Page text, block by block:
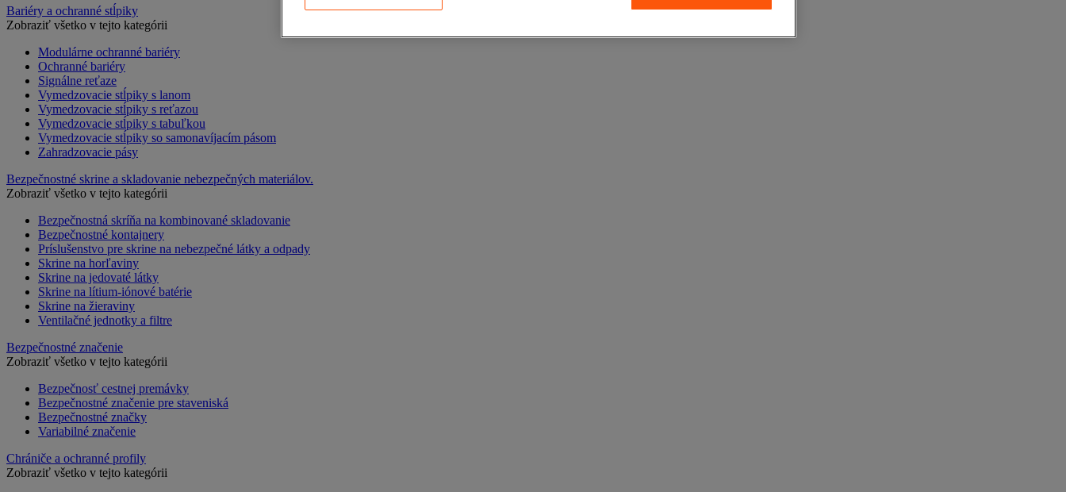
Bariéry a ochranné stĺpiky
Zobraziť všetko v tejto kategórii
Modulárne ochranné bariéry
Ochranné bariéry
Signálne reťaze
Vymedzovacie stĺpiky s lanom
Vymedzovacie stĺpiky s reťazou
Vymedzovacie stĺpiky s tabuľkou
Vymedzovacie stĺpiky so samonavíjacím pásom
Zahradzovacie pásy
Bezpečnostné skrine a skladovanie nebezpečných materiálov.
Zobraziť všetko v tejto kategórii
Bezpečnostná skríňa na kombinované skladovanie
Bezpečnostné kontajnery
Príslušenstvo pre skrine na nebezpečné látky a odpady
Skrine na horľaviny
Skrine na jedovaté látky
Skrine na lítium-iónové batérie
Skrine na žieraviny
Ventilačné jednotky a filtre
Bezpečnostné značenie
Zobraziť všetko v tejto kategórii
Bezpečnosť cestnej premávky
Bezpečnostné značenie pre staveniská
Bezpečnostné značky
Variabilné značenie
Chrániče a ochranné profily
Zobraziť všetko v tejto kategórii